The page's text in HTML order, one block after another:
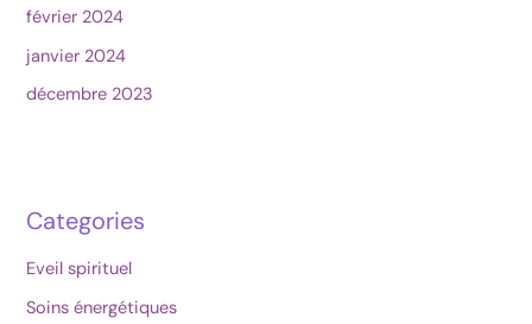
février 2024
janvier 2024
décembre 2023
Categories
Eveil spirituel
Soins énergétiques